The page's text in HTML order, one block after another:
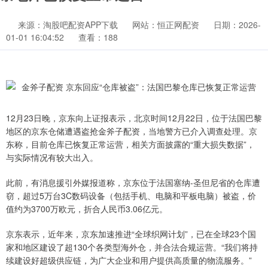
来源：淘股吧配资APP下载 网站：恒正网配资
日期：2026-
01-01 16:04:52
查看：188
12月23日晚，京东向上证报表示，北京时间12月22日，位于法国巴黎
地区的京东仓储遭遇盗抢金斧子配资，当地警方已介入调查处理。京
东称，目前仓库已恢复正常运营，相关方面披露的“重大损失数据”，
与实际情况有较大出入。
此前，有消息援引外媒报道称，京东位于法国塞纳-圣但尼省的仓库遭
窃，超过5万台3C数码设备（包括手机、电脑和平板电脑）被盗，价
值约为3700万欧元，折合人民币3.06亿元。
京东表示，近年来，京东加速推进“全球织网计划”，已在全球23个国
家和地区建设了超130个各类型海外仓，并合法合规运营。“我们将持
续建设好超级供应链，为广大企业和用户提供高质量的物流服务。”